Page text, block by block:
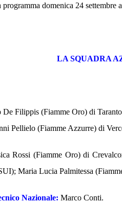
domenica 24 settembre
LA SQUADRA
De Filippis (Fiamme Oro) di
Pellielo (Fiamme Azzurre) di
Rossi (Fiamme Oro) di
Maria Lucia Palmitessa
Nazionale: Marco Conti.